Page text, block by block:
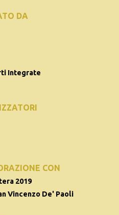
DA
Integrate
CON
2019
Vincenzo De' Paoli